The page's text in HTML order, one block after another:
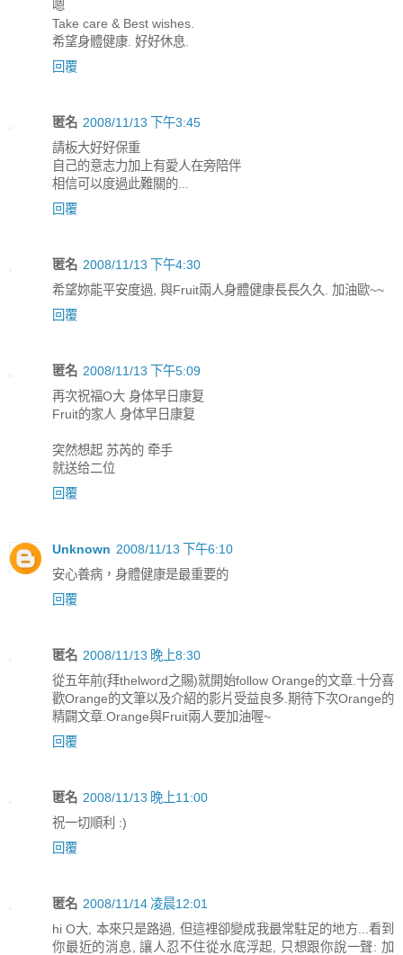
嗯
Take care & Best wishes.
希望身體健康. 好好休息.
回覆
匿名 2008/11/13 下午3:45
請板大好好保重
自己的意志力加上有愛人在旁陪伴
相信可以度過此難關的...
回覆
匿名 2008/11/13 下午4:30
希望妳能平安度過, 與Fruit兩人身體健康長長久久. 加油歐~~
回覆
匿名 2008/11/13 下午5:09
再次祝福O大 身体早日康复
Fruit的家人 身体早日康复
突然想起 苏芮的 牵手
就送给二位
回覆
Unknown 2008/11/13 下午6:10
安心養病，身體健康是最重要的
回覆
匿名 2008/11/13 晚上8:30
從五年前(拜thelword之賜)就開始follow Orange的文章.十分喜
歡Orange的文筆以及介紹的影片受益良多.期待下次Orange的
精闢文章.Orange與Fruit兩人要加油喔~
回覆
匿名 2008/11/13 晚上11:00
祝一切順利 :)
回覆
匿名 2008/11/14 凌晨12:01
hi O大, 本來只是路過, 但這裡卻變成我最常駐足的地方...看到
你最近的消息, 讓人忍不住從水底浮起, 只想跟你說一聲: 加